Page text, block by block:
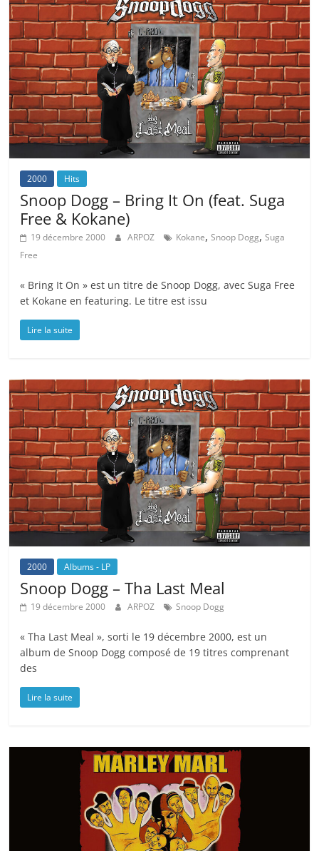
2000 Hits
Snoop Dogg – Bring It On (feat. Suga
Free & Kokane)
19 décembre 2000 ARPOZ Kokane,Snoop Dogg,Suga
Free
« Bring It On » est un titre de Snoop Dogg, avec Suga Free
et Kokane en featuring. Le titre est issu
Lire la suite
2000 Albums - LP
Snoop Dogg – Tha Last Meal
19 décembre 2000 ARPOZ Snoop Dogg
« Tha Last Meal », sorti le 19 décembre 2000, est un
album de Snoop Dogg composé de 19 titres comprenant
des
Lire la suite